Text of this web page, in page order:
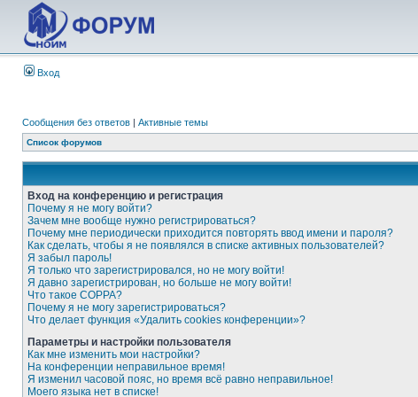
Вход
Сообщения без ответов | Активные темы
Список форумов
Вход на конференцию и регистрация
Почему я не могу войти?
Зачем мне вообще нужно регистрироваться?
Почему мне периодически приходится повторять ввод имени и пароля?
Как сделать, чтобы я не появлялся в списке активных пользователей?
Я забыл пароль!
Я только что зарегистрировался, но не могу войти!
Я давно зарегистрирован, но больше не могу войти!
Что такое COPPA?
Почему я не могу зарегистрироваться?
Что делает функция «Удалить cookies конференции»?
Параметры и настройки пользователя
Как мне изменить мои настройки?
На конференции неправильное время!
Я изменил часовой пояс, но время всё равно неправильное!
Моего языка нет в списке!